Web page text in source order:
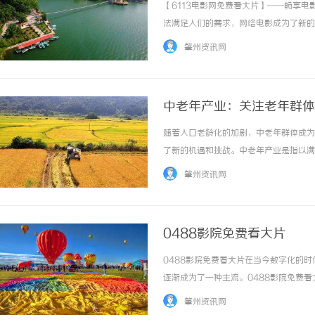
【6113电影网免费看大片】——畅享电
法满足人们的需求，网络电影成为了新
观看大片的机会。6113电影网拥有丰富
肇州资讯网
中老年产业：关注老年群
随着人口老龄化的加剧，中老年群体成
了新的机遇和挑战。中老年产业是指以
领域，包括老年健康、养老服务、消费
肇州资讯网
0488影院免费看大片
0488影院免费看大片在当今数字化的时
逐渐成为了一种主流。0488影院免费
了丰富多样的影片资源，包括各类电影
肇州资讯网
汉配眼镜 上海配眼镜 武汉配眼镜 上海配眼镜